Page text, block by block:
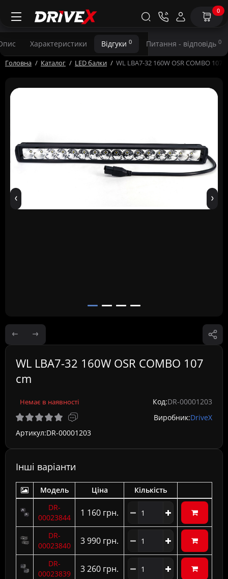
0
Головна Каталог LED балки WL LBA7-32 160W OSR COMBO 107
Характеристики Відгуки 0 Питання - відповідь 0
WL LBA7-32 160W OSR COMBO 107
cm
Немає в наявності Код:DR-00001203
Виробник:DriveX
Артикул:DR-00001203
Інші варіанти
Модель Ціна
Кількість
DR-
00023844
1 160 грн.
DR-
00023840
3 990 грн.
DR-
00023839
3 260 грн.